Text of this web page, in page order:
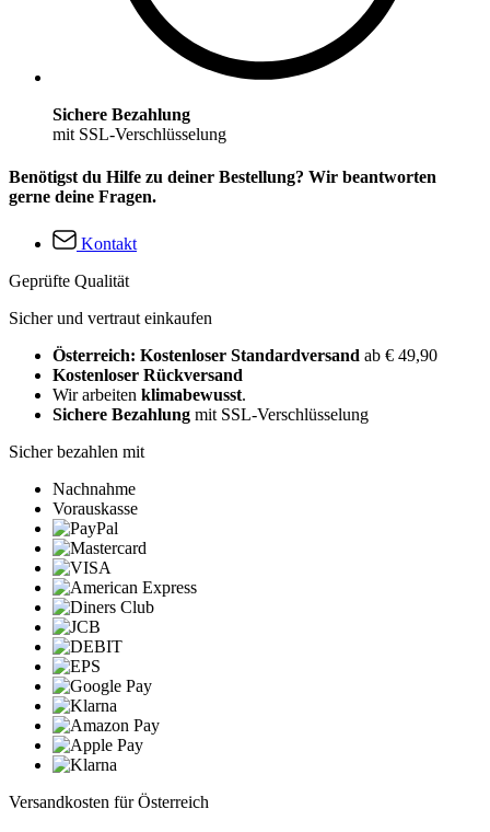
Sichere Bezahlung
mit SSL-Verschlüsselung
Benötigst du Hilfe zu deiner Bestellung? Wir beantworten
gerne deine Fragen.
Kontakt
Geprüfte Qualität
Sicher und vertraut einkaufen
Österreich: Kostenloser Standardversand ab € 49,90
Kostenloser Rückversand
Wir arbeiten klimabewusst.
Sichere Bezahlung mit SSL-Verschlüsselung
Sicher bezahlen mit
Nachnahme
Vorauskasse
Versandkosten für Österreich